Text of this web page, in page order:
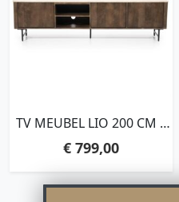
TV MEUBEL LIO 200 CM –
€799,00